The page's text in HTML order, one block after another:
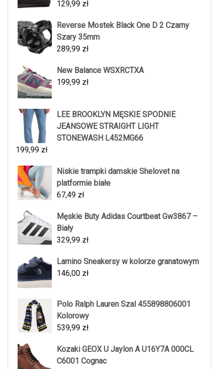
129,99 zł
Reverse Mostek Black One D 2 Czarny
Szary 35mm
289,99 zł
New Balance WSXRCTXA
199,99 zł
LEE BROOKLYN MĘSKIE SPODNIE
JEANSOWE STRAIGHT LIGHT
STONEWASH L452MG66
199,99 zł
Niskie trampki damskie Shelovet na
platformie białe
67,49 zł
Męskie Buty Adidas Courtbeat Gw3867 –
Biały
329,99 zł
Lamino Sneakersy w kolorze granatowym
146,00 zł
Polo Ralph Lauren Szal 455898806001
Kolorowy
539,99 zł
Kozaki GEOX U Jaylon A U16Y7A 000CL
C6001 Cognac